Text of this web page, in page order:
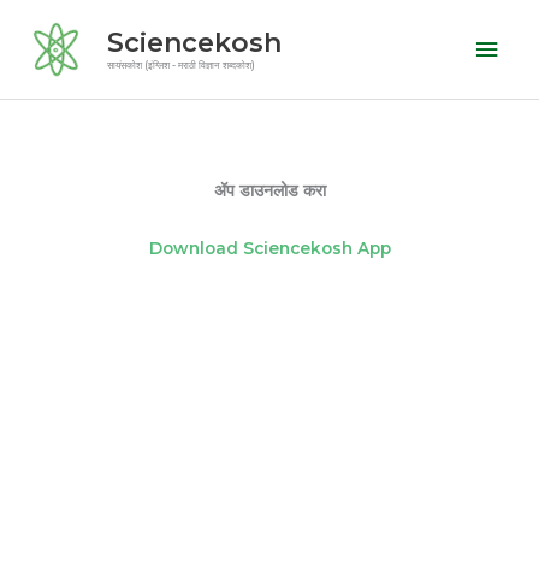
content
Sciencekosh
सायंसकोश (इंग्लिश - मराठी विज्ञान शब्दकोश)
ॲप डाउनलोड करा
Download Sciencekosh App